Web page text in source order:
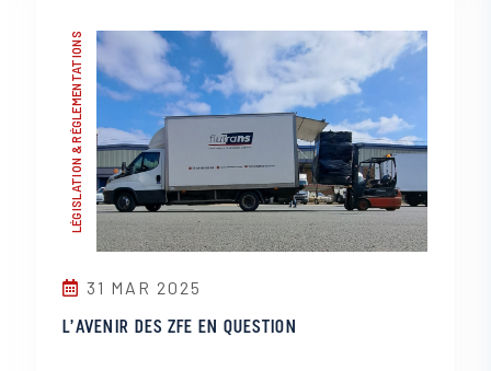
LÉGISLATION & RÉGLEMENTATIONS
31 MAR 2025
L’AVENIR DES ZFE EN QUESTION